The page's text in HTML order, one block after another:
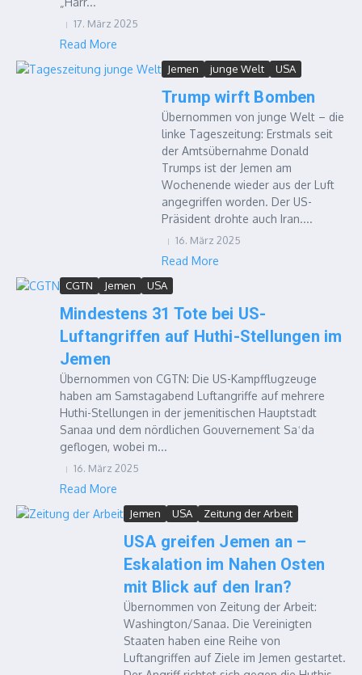
17. März 2025
Read More
Jemen junge Welt USA
Trump wirft Bomben
Übernommen von junge Welt – die
linke Tageszeitung: Erstmals seit
der Amtsübernahme Donald
Trumps ist der Jemen am
Wochenende wieder aus der Luft
angegriffen worden. Der US-
Präsident drohte auch Iran....
16. März 2025
Read More
CGTN Jemen USA
Mindestens 31 Tote bei US-
Luftangriffen auf Huthi-Stellungen im
Jemen
Übernommen von CGTN: Die US-Kampfflugzeuge
haben am Samstagabend Luftangriffe auf mehrere
Huthi-Stellungen in der jemenitischen Hauptstadt
Sanaa und dem nördlichen Gouvernement Saʿda
geflogen, wobei m...
16. März 2025
Read More
Jemen USA Zeitung der Arbeit
USA greifen Jemen an –
Eskalation im Nahen Osten
mit Blick auf den Iran?
Übernommen von Zeitung der Arbeit:
Washington/Sanaa. Die Vereinigten
Staaten haben eine Reihe von
Luftangriffen auf Ziele im Jemen gestartet.